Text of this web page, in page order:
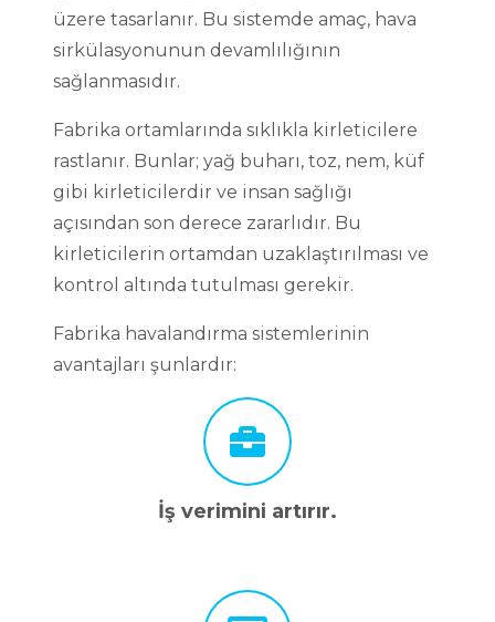
üzere tasarlanır. Bu sistemde amaç, hava
sirkülasyonunun devamlılığının
sağlanmasıdır.
Fabrika ortamlarında sıklıkla kirleticilere
rastlanır. Bunlar; yağ buharı, toz, nem, küf
gibi kirleticilerdir ve insan sağlığı
açısından son derece zararlıdır. Bu
kirleticilerin ortamdan uzaklaştırılması ve
kontrol altında tutulması gerekir.
Fabrika havalandırma sistemlerinin
avantajları şunlardır:
İş verimini artırır.